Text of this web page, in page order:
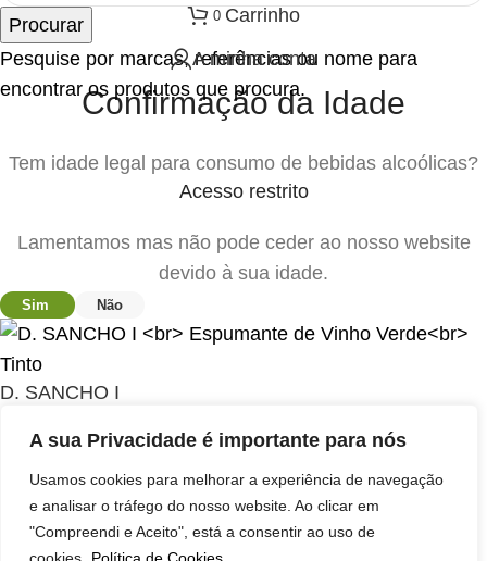
A sua Privacidade é importante para nós
Usamos cookies para melhorar a experiência de navegação
e analisar o tráfego do nosso website. Ao clicar em
"Compreendi e Aceito", está a consentir ao uso de
Procurar
Pesquise por marcas, referências ou nome para
encontrar os produtos que procura.
0 Carrinho
A minha conta
Confirmação da Idade
Tem idade legal para consumo de bebidas alcoólicas?
Acesso restrito
Lamentamos mas não pode ceder ao nosso website
devido à sua idade.
Sim Não
D. SANCHO I
Tinto
4,73 € (c/ IVA)
+